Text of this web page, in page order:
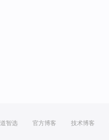
智选 官方博客 技术博客